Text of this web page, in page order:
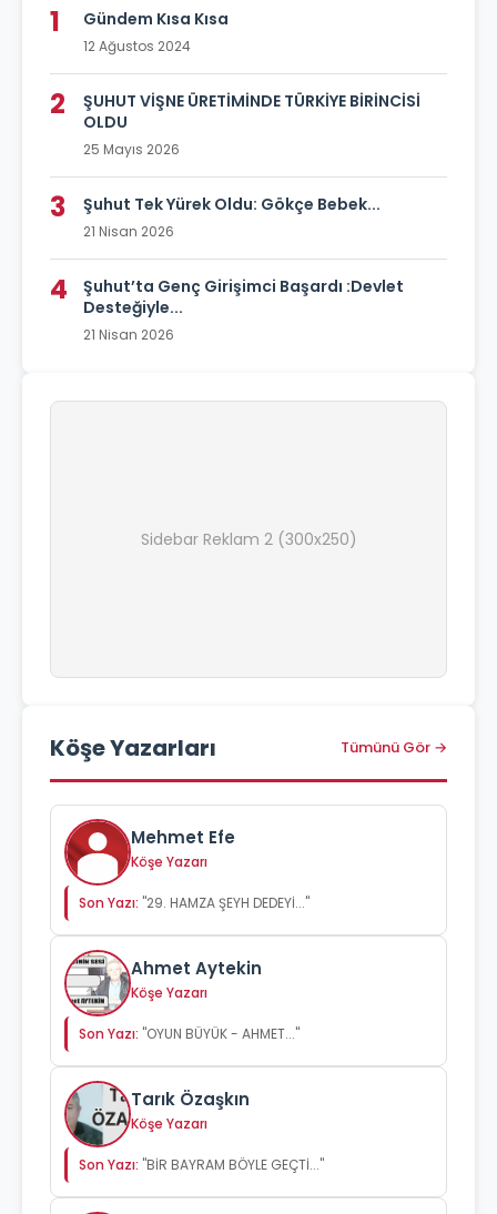
1 Gündem Kısa Kısa
12 Ağustos 2024
2
ŞUHUT VİŞNE ÜRETİMİNDE TÜRKİYE BİRİNCİSİ
OLDU
25 Mayıs 2026
3 Şuhut Tek Yürek Oldu: Gökçe Bebek...
21 Nisan 2026
4
Şuhut’ta Genç Girişimci Başardı :Devlet
Desteğiyle...
21 Nisan 2026
Sidebar Reklam 2 (300x250)
Köşe Yazarları Tümünü Gör →
Mehmet Efe
Köşe Yazarı
Son Yazı: "29. HAMZA ŞEYH DEDEYİ..."
Ahmet Aytekin
Köşe Yazarı
Son Yazı: "OYUN BÜYÜK - AHMET..."
Tarık Özaşkın
Köşe Yazarı
Son Yazı: "BİR BAYRAM BÖYLE GEÇTİ..."